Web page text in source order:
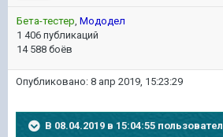
Бета-тестер, Мододел
1 406 публикаций
14 588 боёв
Опубликовано: 8 апр 2019, 15:23:29
В 08.04.2019 в 15:04:55